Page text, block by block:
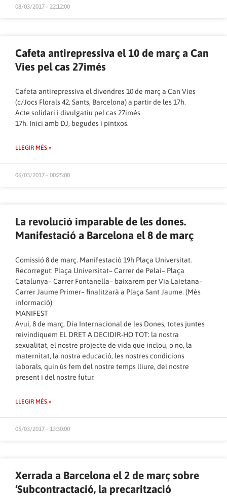
08/03/2017 - 22:12:00
Cafeta antirepressiva el 10 de març a Can
Vies pel cas 27imés
Cafeta antirepressiva el divendres 10 de març a Can Vies
(c/Jocs Florals 42, Sants, Barcelona) a partir de les 17h.
Acte solidari i divulgatiu pel cas 27imés
17h. Inici amb DJ, begudes i pintxos.
LLEGIR MÉS »
06/03/2017 - 00:25:00
La revolució imparable de les dones.
Manifestació a Barcelona el 8 de març
Comissió 8 de març. Manifestació 19h Plaça Universitat.
Recorregut: Plaça Universitat– Carrer de Pelai– Plaça
Catalunya– Carrer Fontanella– baixarem per Via Laietana–
Carrer Jaume Primer– finalitzarà a Plaça Sant Jaume. (Més
informació)
MANIFEST
Avui, 8 de març, Dia Internacional de les Dones, totes juntes
reivindiquem EL DRET A DECIDIR-HO TOT: la nostra
sexualitat, el nostre projecte de vida que inclou, o no, la
maternitat, la nostra educació, les nostres condicions
laborals, quin ús fem del nostre temps lliure, del nostre
present i del nostre futur.
LLEGIR MÉS »
05/03/2017 - 13:30:00
Xerrada a Barcelona el 2 de març sobre
‘Subcontractació, la precarització